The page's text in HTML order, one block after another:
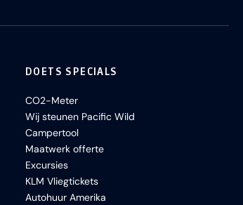
DOETS SPECIALS
CO2-Meter
Wij steunen Pacific Wild
Campertool
Maatwerk offerte
Excursies
KLM Vliegtickets
Autohuur Amerika